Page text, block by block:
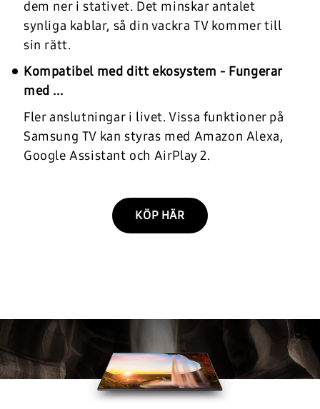
dem ner i stativet. Det minskar antalet
synliga kablar, så din vackra TV kommer till
sin rätt.
Kompatibel med ditt ekosystem - Fungerar
med ...
Fler anslutningar i livet. Vissa funktioner på
Samsung TV kan styras med Amazon Alexa,
Google Assistant och AirPlay 2.
KÖP HÄR